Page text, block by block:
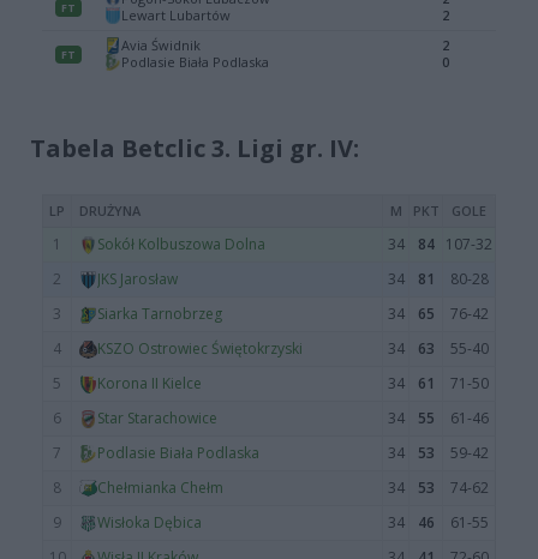
Tabela Betclic 3. Ligi gr. IV: